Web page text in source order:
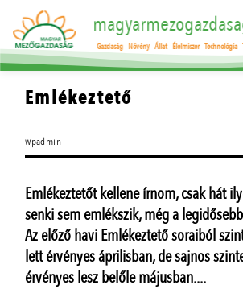
Gazdaság Növény Állat Élelmiszer Technológia
Emlékeztető
wpadmin
Emlékeztetőt kellene írnom, csak hát
senki sem emlékszik, még a
Az előző havi Emlékeztető soraiból
lett érvényes áprilisban, de sajnos
érvényes lesz belőle májusban....